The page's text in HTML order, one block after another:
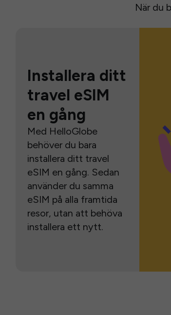
När du
Installera ditt
travel eSIM
en gång
Med HelloGlobe
behöver du bara
installera ditt travel
eSIM en gång. Sedan
använder du samma
eSIM på alla framtida
resor, utan att behöva
installera ett nytt.